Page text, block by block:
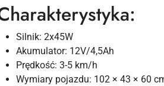
Silnik: 2x45W
Akumulator: 12V/4,5Ah
Prędkość: 3-5 km/h
Wymiary pojazdu: 102 × 43 × 60